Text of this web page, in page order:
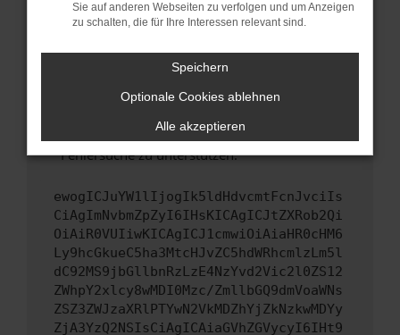
führen, dass bestimmte Funktionen nicht mehr
unterstützt werden.
Wende dich an den Webseitenbetreiber.
Wenn du alle oben genannten Schritte versucht
hast, kontaktiere uns bitte. Wir werden
uns diesen Text schicken, um uns bei der
Fehlersuche zu unterstützen:
ewogICJuYW1lIjogIk5ldHdvcmtFcnJvciIs
CiAgImNvbmZpZyI6IHsKICAgICJtZXRob2Qi
OiAiR0VUIiwKICAgICJ1cmwiOiAiaHR0cHM6
Ly9hcGkueC5ha3MtcHJvZC5hdWRhcmlzLm5l
dC92MS9jbGllbnRzLzE4NzYvd2Vic2l0ZS12
ZWhpY2xlcy8wMDI0Mzc/ZmllbGQ9dmVoaWNs
ZSZ3ZWJzaXRlPTYwN2VkMDZhYjZkNzkwMDYy
ZjA3YzQ2NSIsCiAgICAiaGVhZGVycyI6IHt9
Sie auf anderen Webseiten zu verfolgen und um Anzeigen
zu schalten, die für Ihre Interessen relevant sind.
Speichern
Optionale Cookies ablehnen
Alle akzeptieren